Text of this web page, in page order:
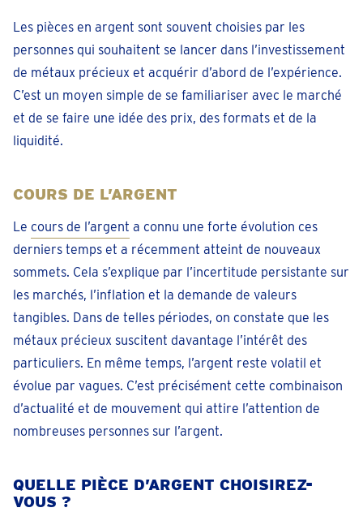
Les pièces en argent sont souvent choisies par les
personnes qui souhaitent se lancer dans l’investissement
de métaux précieux et acquérir d’abord de l’expérience.
C’est un moyen simple de se familiariser avec le marché
et de se faire une idée des prix, des formats et de la
liquidité.
COURS DE L’ARGENT
Le cours de l’argent a connu une forte évolution ces
derniers temps et a récemment atteint de nouveaux
sommets. Cela s’explique par l’incertitude persistante sur
les marchés, l’inflation et la demande de valeurs
tangibles. Dans de telles périodes, on constate que les
métaux précieux suscitent davantage l’intérêt des
particuliers. En même temps, l’argent reste volatil et
évolue par vagues. C’est précisément cette combinaison
d’actualité et de mouvement qui attire l’attention de
nombreuses personnes sur l’argent.
QUELLE PIÈCE D’ARGENT CHOISIREZ-
VOUS ?